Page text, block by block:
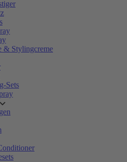
& Stylingcreme
Sets